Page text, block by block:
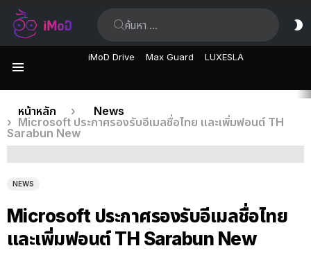
iMoD Drive Max Guard LUXESLA
เรื่อง
ล่าสุด
คุณอยู่ที่นี่:
หน้าหลัก
News
Microsoft ประกาศรองรับอีเมลชื่อไทย และเพิ่มฟอนต์ TH
Sarabun New
NEWS
Microsoft ประกาศรองรับอีเมลชื่อไทย
และเพิ่มฟอนต์ TH Sarabun New